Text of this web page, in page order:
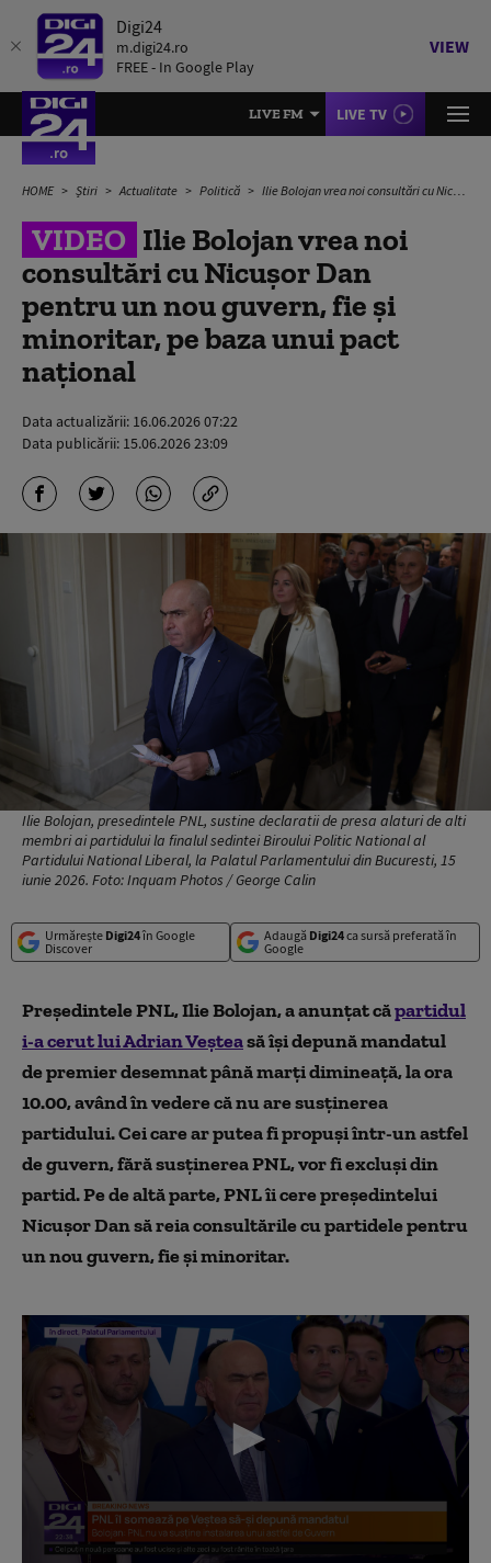
Digi24
m.digi24.ro
FREE - In Google Play
VIEW
LIVE FM LIVE TV
HOME Știri Actualitate Politică Ilie Bolojan vrea noi consultări cu Nicușor Dan pentru un nou guvern, fie și minoritar, pe baza unui pact național
VIDEO Ilie Bolojan vrea noi
consultări cu Nicușor Dan
pentru un nou guvern, fie și
minoritar, pe baza unui pact
național
Data actualizării: 16.06.2026 07:22
Data publicării: 15.06.2026 23:09
Ilie Bolojan, presedintele PNL, sustine declaratii de presa alaturi de alti
membri ai partidului la finalul sedintei Biroului Politic National al
Partidului National Liberal, la Palatul Parlamentului din Bucuresti, 15
iunie 2026. Foto: Inquam Photos / George Calin
Urmărește Digi24în Google
Discover
Adaugă Digi24ca sursă preferată în
Google
Preşedintele PNL, Ilie Bolojan, a anunțat căpartidul
i-a cerut lui Adrian Veşteasă îşi depună mandatul
de premier desemnat până marţi dimineaţă, la ora
10.00, având în vedere că nu are susţinerea
partidului. Cei care ar putea fi propuşi într-un astfel
de guvern, fără susţinerea PNL, vor fi excluși din
partid. Pe de altă parte, PNL îi cere preşedintelui
Nicuşor Dan să reia consultările cu partidele pentru
un nou guvern, fie și minoritar.